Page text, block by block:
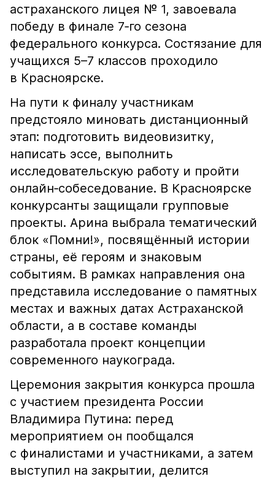
астраханского лицея № 1, завоевала
победу в финале 7‑го сезона
федерального конкурса. Состязание для
учащихся 5–7 классов проходило
в Красноярске.
На пути к финалу участникам
предстояло миновать дистанционный
этап: подготовить видеовизитку,
написать эссе, выполнить
исследовательскую работу и пройти
онлайн‑собеседование. В Красноярске
конкурсанты защищали групповые
проекты. Арина выбрала тематический
блок «Помни!», посвящённый истории
страны, её героям и знаковым
событиям. В рамках направления она
представила исследование о памятных
местах и важных датах Астраханской
области, а в составе команды
разработала проект концепции
современного наукограда.
Церемония закрытия конкурса прошла
с участием президента России
Владимира Путина: перед
мероприятием он пообщался
с финалистами и участниками, а затем
выступил на закрытии, делится